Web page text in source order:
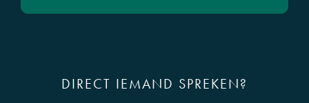
DIRECT IEMAND SPREKEN?